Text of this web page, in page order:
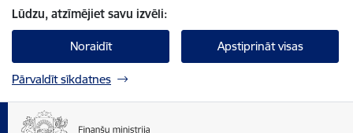
Lūdzu, atzīmējiet savu izvēli:
Noraidīt Apstiprināt visas
Pārvaldīt sīkdatnes